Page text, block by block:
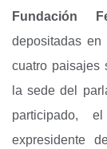
Fundación
depositadas
cuatro paisajes
la sede del
participado,
expresidente